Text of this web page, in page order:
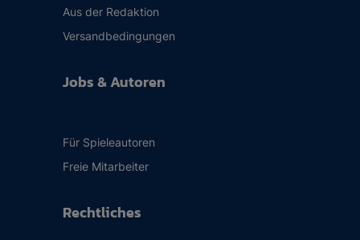
Aus der Redaktion
Versandbedingungen
Jobs & Autoren
Für Spieleautoren
Freie Mitarbeiter
Rechtliches